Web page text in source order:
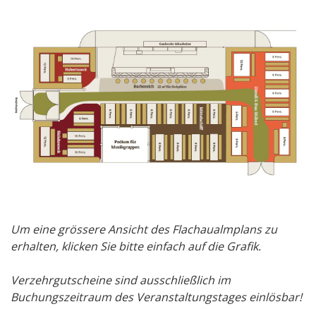
Um eine grössere Ansicht des Flachaualmplans zu
erhalten, klicken Sie bitte einfach auf die Grafik.
Verzehrgutscheine sind ausschließlich im
Buchungszeitraum des Veranstaltungstages einlösbar!